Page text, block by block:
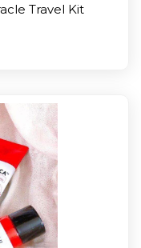
Travel Kit